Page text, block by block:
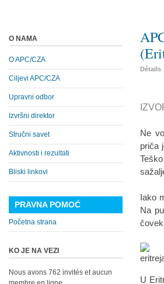
Détails
Ne
priča
Iako
Na
U
O NAMA
O APC/CZA
Ciljevi APC/CZA
Upravni odbor
Izvršni direktor
Stručni savet
Aktivnosti i rezultati
Bliski linkovi
PRAVNA POMOĆ
Početna strana
KO JE NA VEZI
Nous avons 762 invités et aucun